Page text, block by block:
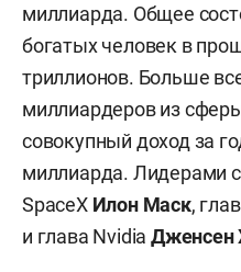
миллиарда. Общее
богатых человек в
триллионов. Больше
миллиардеров из
совокупный доход за
миллиарда. Лидерами
SpaceXИлон Маск,
и глава Nvidia Дженсен